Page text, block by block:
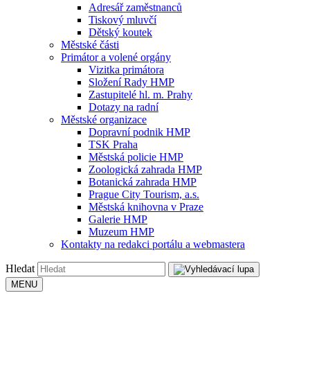
Adresář zaměstnanců
Tiskový mluvčí
Dětský koutek
Městské části
Primátor a volené orgány
Vizitka primátora
Složení Rady HMP
Zastupitelé hl. m. Prahy
Dotazy na radní
Městské organizace
Dopravní podnik HMP
TSK Praha
Městská policie HMP
Zoologická zahrada HMP
Botanická zahrada HMP
Prague City Tourism, a.s.
Městská knihovna v Praze
Galerie HMP
Muzeum HMP
Kontakty na redakci portálu a webmastera
Hledat
MENU